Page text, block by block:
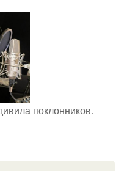
поклонников.